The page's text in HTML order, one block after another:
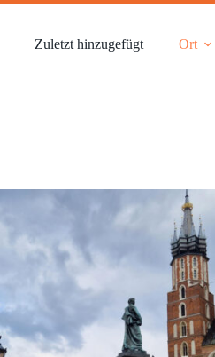
Zuletzt hinzugefügt Ort